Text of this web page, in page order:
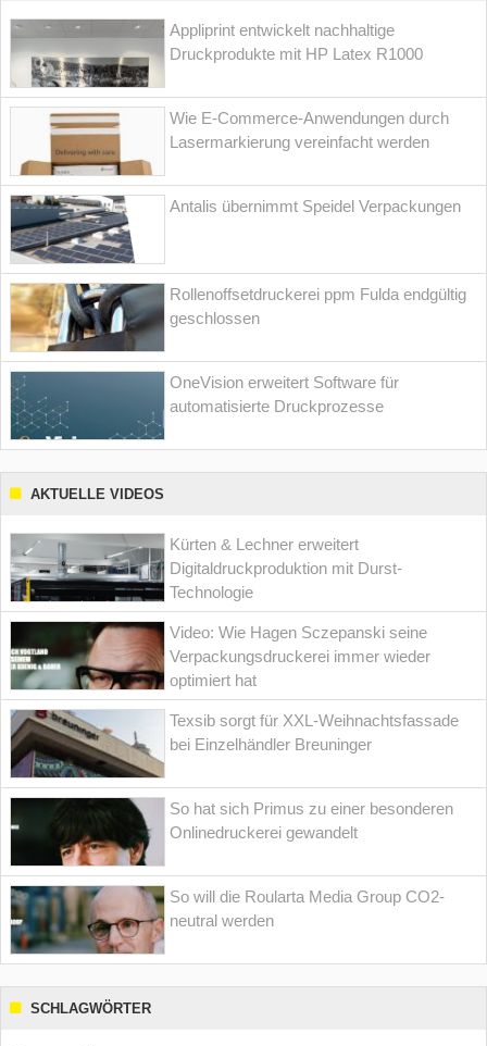
Appliprint entwickelt nachhaltige
Druckprodukte mit HP Latex R1000
Wie E-Commerce-Anwendungen durch
Lasermarkierung vereinfacht werden
Antalis übernimmt Speidel Verpackungen
Rollenoffsetdruckerei ppm Fulda endgültig
geschlossen
OneVision erweitert Software für
automatisierte Druckprozesse
AKTUELLE VIDEOS
Kürten & Lechner erweitert
Digitaldruckproduktion mit Durst-
Technologie
Video: Wie Hagen Sczepanski seine
Verpackungsdruckerei immer wieder
optimiert hat
Texsib sorgt für XXL-Weihnachtsfassade
bei Einzelhändler Breuninger
So hat sich Primus zu einer besonderen
Onlinedruckerei gewandelt
So will die Roularta Media Group CO2-
neutral werden
SCHLAGWÖRTER